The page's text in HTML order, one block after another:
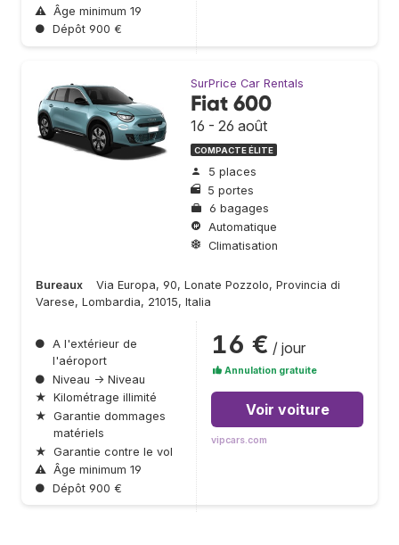
⚠ Âge minimum 19
● Dépôt 900 €
SurPrice Car Rentals
Fiat 600
16 - 26 août
COMPACTE ÉLITE
5 places
5 portes
6 bagages
Automatique
Climatisation
Bureaux
Via Europa, 90, Lonate Pozzolo, Provincia di
Varese, Lombardia, 21015, Italia
● A l'extérieur de
l'aéroport
● Niveau → Niveau
★ Kilométrage illimité
★ Garantie dommages
matériels
★ Garantie contre le vol
⚠ Âge minimum 19
● Dépôt 900 €
16 € / jour
Annulation gratuite
Voir voiture
vipcars.com